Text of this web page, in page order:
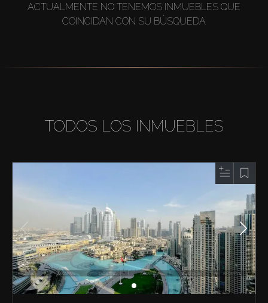
ACTUALMENTE NO TENEMOS INMUEBLES QUE
COINCIDAN CON SU BÚSQUEDA
TODOS LOS INMUEBLES